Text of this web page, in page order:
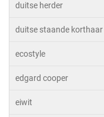
duitse herder
duitse staande korthaar
ecostyle
edgard cooper
eiwit